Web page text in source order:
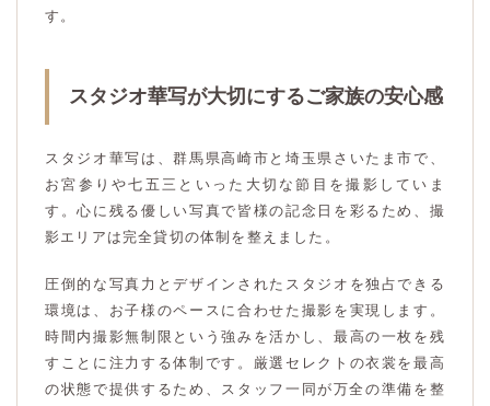
す。
スタジオ華写が大切にするご家族の安心感
スタジオ華写は、群馬県高崎市と埼玉県さいたま市で、
お宮参りや七五三といった大切な節目を撮影していま
す。心に残る優しい写真で皆様の記念日を彩るため、撮
影エリアは完全貸切の体制を整えました。
圧倒的な写真力とデザインされたスタジオを独占できる
環境は、お子様のペースに合わせた撮影を実現します。
時間内撮影無制限という強みを活かし、最高の一枚を残
すことに注力する体制です。厳選セレクトの衣裳を最高
の状態で提供するため、スタッフ一同が万全の準備を整